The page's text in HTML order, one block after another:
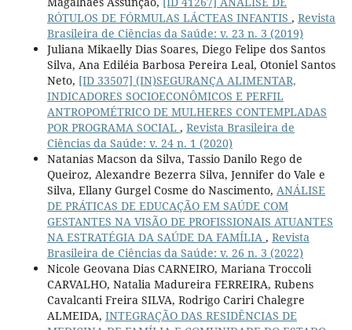
RÓTULOS DE FÓRMULAS LÁCTEAS INFANTIS , Revista
Brasileira de Ciências da Saúde: v. 23 n. 3 (2019)
Juliana Mikaelly Dias Soares, Diego Felipe dos Santos
Silva, Ana Ediléia Barbosa Pereira Leal, Otoniel Santos
Neto, [ID 33507] (IN)SEGURANÇA ALIMENTAR,
INDICADORES SOCIOECONÔMICOS E PERFIL
ANTROPOMÉTRICO DE MULHERES CONTEMPLADAS
POR PROGRAMA SOCIAL , Revista Brasileira de
Ciências da Saúde: v. 24 n. 1 (2020)
Natanias Macson da Silva, Tassio Danilo Rego de
Queiroz, Alexandre Bezerra Silva, Jennifer do Vale e
Silva, Ellany Gurgel Cosme do Nascimento, ANÁLISE
DE PRÁTICAS DE EDUCAÇÃO EM SAÚDE COM
GESTANTES NA VISÃO DE PROFISSIONAIS ATUANTES
NA ESTRATÉGIA DA SAÚDE DA FAMÍLIA , Revista
Brasileira de Ciências da Saúde: v. 26 n. 3 (2022)
Nicole Geovana Dias CARNEIRO, Mariana Troccoli
CARVALHO, Natalia Madureira FERREIRA, Rubens
Cavalcanti Freira SILVA, Rodrigo Cariri Chalegre
ALMEIDA, INTEGRAÇÃO DAS RESIDÊNCIAS DE